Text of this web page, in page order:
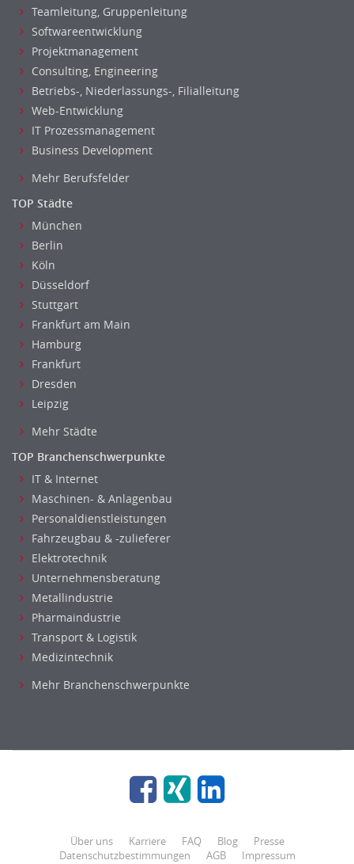
Teamleitung, Gruppenleitung
Softwareentwicklung
Projektmanagement
Consulting, Engineering
Betriebs-, Niederlassungs-, Filialleitung
Web-Entwicklung
IT Prozessmanagement
Business Development
Mehr Berufsfelder
TOP Städte
München
Berlin
Köln
Düsseldorf
Stuttgart
Frankfurt am Main
Hamburg
Frankfurt
Dresden
Leipzig
Mehr Städte
TOP Branchenschwerpunkte
IT & Internet
Maschinen- & Anlagenbau
Personaldienstleistungen
Fahrzeugbau & -zulieferer
Elektrotechnik
Unternehmensberatung
Metallindustrie
Pharmaindustrie
Transport & Logistik
Medizintechnik
Mehr Branchenschwerpunkte
Über uns Karriere FAQ Blog
Presse
Datenschutzbestimmungen
AGB Impressum